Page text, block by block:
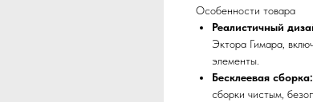
Особенности товара
Реалистичный
Эктора Гимара,
элементы.
Бесклеевая сборка:
сборки чистым,